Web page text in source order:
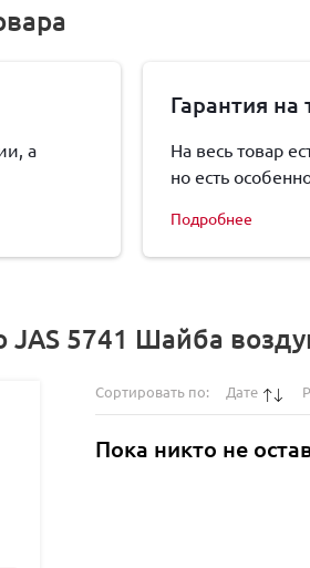
а
Гарантия на
На весь товар
но есть
Подробнее
5741 Шайба
Сортировать по: Дате
Пока никто не